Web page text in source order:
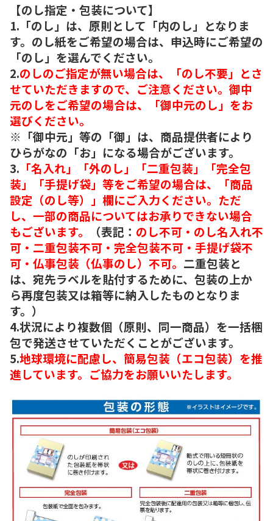
【のし指定・包装について】
1.「のし」は、原則として「内のし」となりま
す。のし紙をご希望の場合は、申込時にご希望の
「のし」を選んでください。
2.のしのご指定が無い場合は、「のし不要」とさ
せていただきますので、ご注意ください。御中
元のしをご希望の場合は、「御中元のし」をお
選びください。
※「御中元」等の「御」は、商品提供者により
ひらがなの「お」になる場合がございます。
3. 「名入れ」「外のし」「二重包装」「完全包
装」「手提げ袋」等をご希望の場合は、「商品
設定（のし等）」欄にご入力ください。ただ
し、一部の商品についてはお承りできない場合
もございます。
（表記： のし不可・のし名入れ不
可・二重包装不可・完全包装不可・手提げ袋不
可・仏事包装（仏事のし）不可。 二重包装と
は、宛先ラベルを貼付するために、包装の上か
ら再度包装又は箱等に納入したものとなりま
す。）
4.状況により複数個（原則、同一商品）を一括梱
包で発送させていただくことがございます。
5.地球環境に配慮し、簡易包装（エコ包装）を推
進しています。ご協力をお願いいたします。